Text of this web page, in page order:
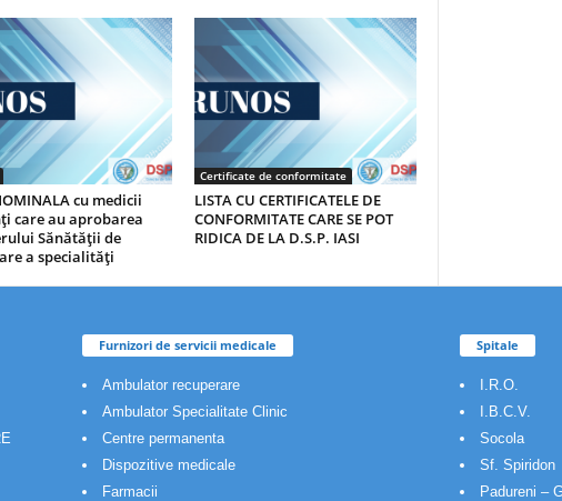
cu medicii
care au aprobarea
Sănătăţii de
a specialităţi
Certificate de conformitate
LISTA CU CERTIFICATELE DE
CONFORMITATE CARE SE POT
RIDICA DE LA D.S.P. IASI
Furnizori de servicii medicale
Ambulator recuperare
Ambulator Specialitate Clinic
Centre permanenta
Dispozitive medicale
Farmacii
Spitale
I.R.O.
I.B.C.V.
Socola
Sf. Spiridon
Padureni –